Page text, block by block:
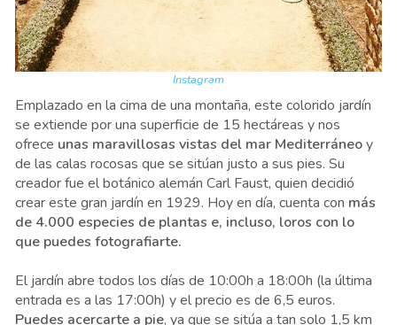
Instagram
Emplazado en la cima de una montaña, este colorido jardín
se extiende por una superficie de 15 hectáreas y nos
ofrece unas maravillosas vistas del mar Mediterráneoy
de las calas rocosas que se sitúan justo a sus pies. Su
creador fue el botánico alemán Carl Faust, quien decidió
crear este gran jardín en 1929. Hoy en día, cuenta con más
de 4.000 especies de plantas e, incluso, loros con lo
que puedes fotografiarte.
El jardín abre todos los días de 10:00h a 18:00h (la última
entrada es a las 17:00h) y el precio es de 6,5 euros.
Puedes acercarte a pie, ya que se sitúa a tan solo 1,5 km